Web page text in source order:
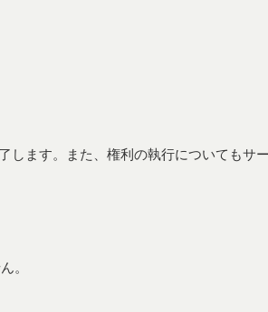
ます。また、権利の執行についてもサー
。